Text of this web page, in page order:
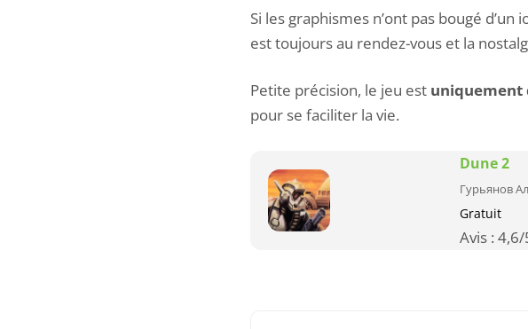
Si les graphismes n’ont pas bougé
est toujours au rendez-vous et la
Petite précision, le jeu est uniquement
pour se faciliter la vie.
Dune 2
Гурьянов
Gratuit
Avis : 4,6/